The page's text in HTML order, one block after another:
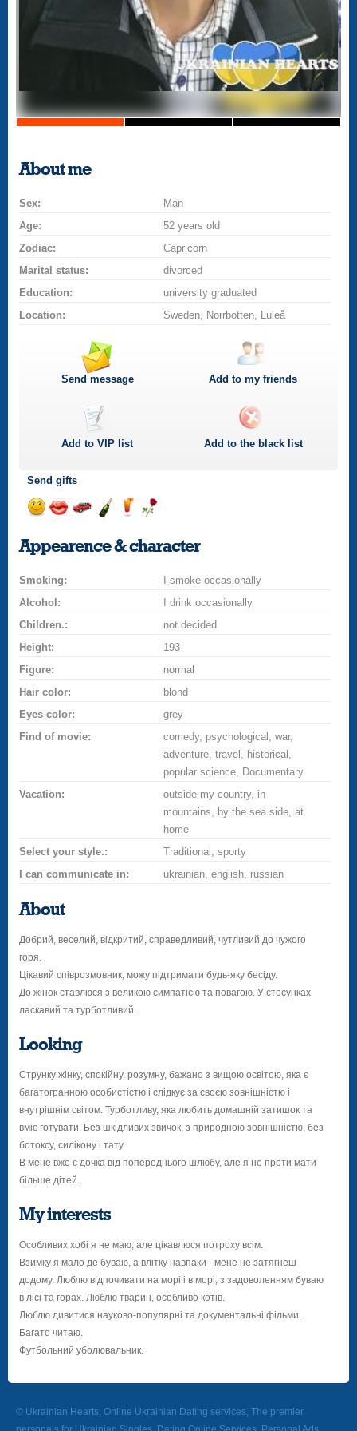
About me
Sex:
Man
Age:
52 years old
Zodiac:
Capricorn
Marital status:
divorced
Education:
university graduated
Location:
Sweden, Norrbotten, Luleå
Send message Add to my friends
Add toVIP list Add to the black list
Send gifts
smile
a
champagne
drinkflower
Appearence & character
Smoking:
I smoke occasionally
Alcohol:
I drink occasionally
Children.:
not decided
Height:
193
Figure:
normal
Hair color:
blond
Eyes color:
grey
Find of movie:
comedy, psychological, war,
adventure, travel, historical,
popular science, Documentary
Vacation:
outside my country, in
mountains, by the sea side, at
home
Select your style.:
Traditional, sporty
I can communicate in:
ukrainian, english, russian
About
Добрий, веселий, відкритий, справедливий, чутливий до чужого
горя.
Цікавий співрозмовник, можу підтримати будь-яку бесіду.
До жінок ставлюся з великою симпатією та повагою. У стосунках
ласкавий та турботливий.
Looking
Струнку жінку, спокійну, розумну, бажано з вищою освітою, яка є
багатогранною особистістю і слідкує за своєю зовнішністю і
внутрішнім світом. Турботливу, яка любить домашній затишок та
вміє готувати. Без шкідливих звичок, з природною зовнішністю, без
ботоксу, силікону і тату.
В мене вже є дочка від попереднього шлюбу, але я не проти мати
більше дітей.
My interests
Особливих хобі я не маю, але цікавлюся потроху всім.
Взимку я мало де буваю, а влітку навпаки - мене не затягнеш
додому. Люблю відпочивати на морі і в морі, з задоволенням буваю
в лісі та горах. Люблю тварин, особливо котів.
Люблю дивитися науково-популярні та документальні фільми.
Багато читаю.
Футбольний уболювальник.
© Ukrainian Hearts, Online Ukrainian Dating services, The premier